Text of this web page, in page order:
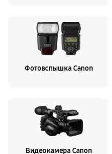
Фотовспышка Canon
Видеокамера Canon